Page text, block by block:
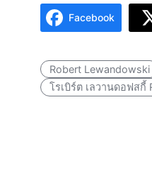
Facebook
Robert Lewandowski
โรเบิร์ต เลวานดอฟสกี้